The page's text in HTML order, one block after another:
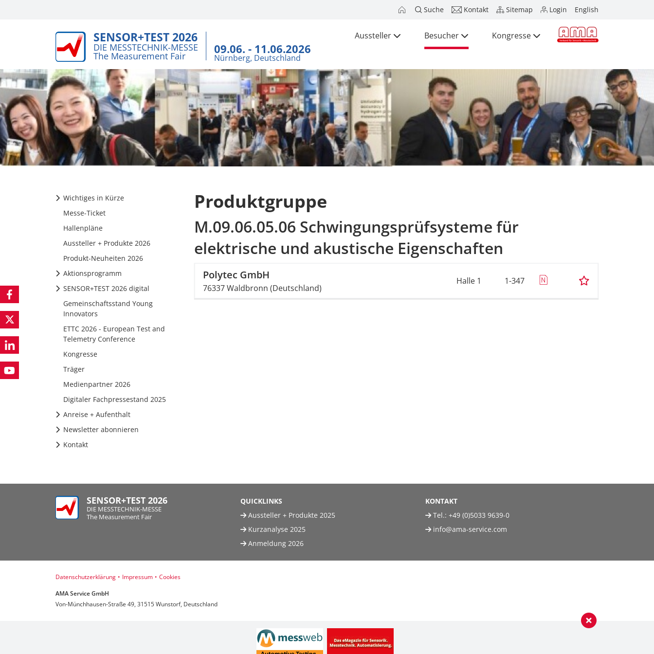
Suche Kontakt Sitemap Login English
SENSOR+TEST 2026
DIE MESSTECHNIK-MESSE
The Measurement Fair 09.06. - 11.06.2026
Nürnberg, Deutschland
Aussteller Besucher Kongresse Presse
Wichtiges in Kürze
Messe-Ticket
Hallenpläne
Aussteller + Produkte 2026
Produkt-Neuheiten 2026
Aktionsprogramm
SENSOR+TEST 2026 digital
Gemeinschaftsstand Young
Innovators
ETTC 2026 - European Test and
Telemetry Conference
Kongresse
Träger
Medienpartner 2026
Digitaler Fachpressestand 2025
Anreise + Aufenthalt
Newsletter abonnieren
Kontakt
Produktgruppe
M.09.06.05.06 Schwingungsprüfsysteme für
elektrische und akustische Eigenschaften
Polytec GmbH
76337 Waldbronn (Deutschland)
Halle 1 1-347
SENSOR+TEST 2026
DIE MESSTECHNIK-MESSE
The Measurement Fair
QUICKLINKS
Aussteller + Produkte 2025
Kurzanalyse 2025
Anmeldung 2026
KONTAKT
Tel.: +49 (0)5033 9639-0
info@ama-service.com
Datenschutzerklärung • Impressum • Cookies
AMA Service GmbH
Von-Münchhausen-Straße 49, 31515 Wunstorf, Deutschland